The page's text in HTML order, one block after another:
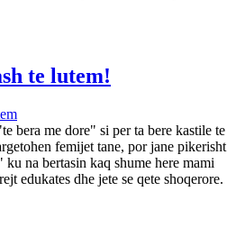
te lutem!
bera me dore" si per ta bere kastile te
femijet tane, por jane pikerisht
na bertasin kaq shume here mami
edukates dhe jete se qete shoqerore.